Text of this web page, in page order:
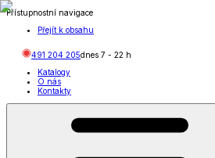
Přístupnostní navigace
Přejít k obsahu
491 204 205dnes 7 - 22 h
Katalogy
O nás
Kontakty